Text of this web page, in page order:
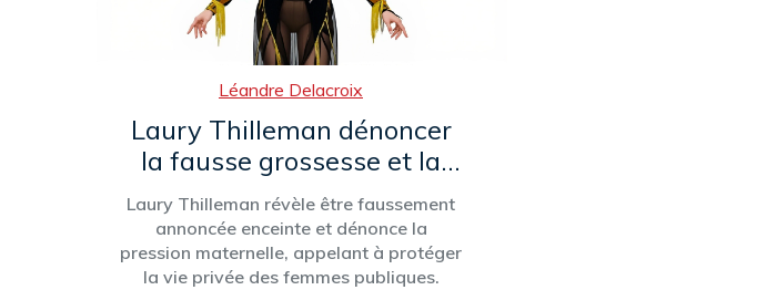
Léandre Delacroix
Laury Thilleman dénoncer
la fausse grossesse et la
pression maternelle
Laury Thilleman révèle être faussement
annoncée enceinte et dénonce la
pression maternelle, appelant à protéger
la vie privée des femmes publiques.